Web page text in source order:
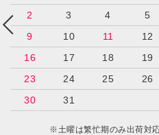
2
3 4 5
9
10 11 12
16
17 18 19
23
24 25 26
30
31
※土曜は繁忙期のみ出荷対